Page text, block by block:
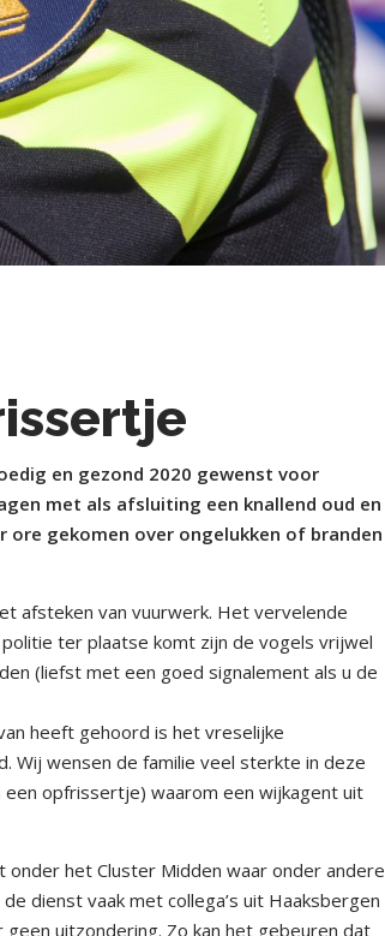
en gezond 2020 gewenst voor
met als afsluiting een knallend oud en
gekomen over ongelukken of branden
afsteken van vuurwerk. Het vervelende
ter plaatse komt zijn de vogels vrijwel
(liefst met een goed signalement als u de
heeft gehoord is het vreselijke
Wij wensen de familie veel sterkte in deze
een opfrissertje) waarom een wijkagent uit
het Cluster Midden waar onder andere
dienst vaak met collega’s uit Haaksbergen
uitzondering. Zo kan het gebeuren dat